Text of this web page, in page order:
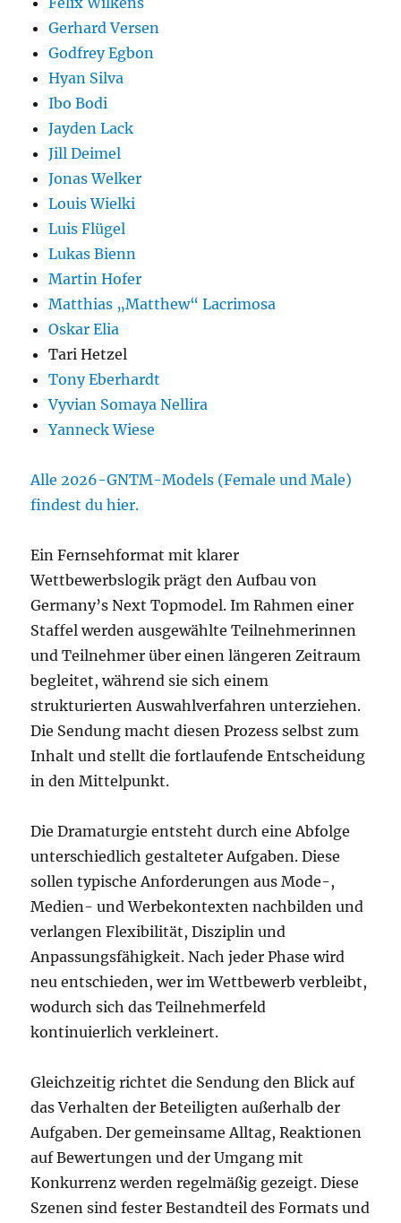
Gerhard Versen
Godfrey Egbon
Hyan Silva
Ibo Bodi
Jayden Lack
Jill Deimel
Jonas Welker
Louis Wielki
Luis Flügel
Lukas Bienn
Martin Hofer
Matthias „Matthew“ Lacrimosa
Oskar Elia
Tari Hetzel
Tony Eberhardt
Vyvian Somaya Nellira
Yanneck Wiese
Alle 2026-GNTM-Models (Female und Male)
findest du hier.
Ein Fernsehformat mit klarer
Wettbewerbslogik prägt den Aufbau von
Germany’s Next Topmodel. Im Rahmen einer
Staffel werden ausgewählte Teilnehmerinnen
und Teilnehmer über einen längeren Zeitraum
begleitet, während sie sich einem
strukturierten Auswahlverfahren unterziehen.
Die Sendung macht diesen Prozess selbst zum
Inhalt und stellt die fortlaufende Entscheidung
in den Mittelpunkt.
Die Dramaturgie entsteht durch eine Abfolge
unterschiedlich gestalteter Aufgaben. Diese
sollen typische Anforderungen aus Mode-,
Medien- und Werbekontexten nachbilden und
verlangen Flexibilität, Disziplin und
Anpassungsfähigkeit. Nach jeder Phase wird
neu entschieden, wer im Wettbewerb verbleibt,
wodurch sich das Teilnehmerfeld
kontinuierlich verkleinert.
Gleichzeitig richtet die Sendung den Blick auf
das Verhalten der Beteiligten außerhalb der
Aufgaben. Der gemeinsame Alltag, Reaktionen
auf Bewertungen und der Umgang mit
Konkurrenz werden regelmäßig gezeigt. Diese
Szenen sind fester Bestandteil des Formats und